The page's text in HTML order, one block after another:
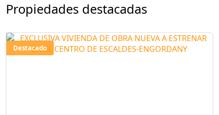
Propiedades destacadas
Destacado